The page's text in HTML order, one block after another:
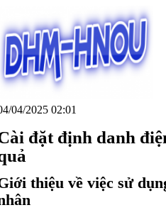
04/2025 02:01
đặt định danh
thiệu về việc sử